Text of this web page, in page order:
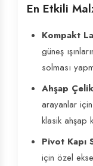
En Etkili
Kompakt
güneş
solması
Ahşap
arayanlar
klasik ahşap
Pivot Kapı
için özel